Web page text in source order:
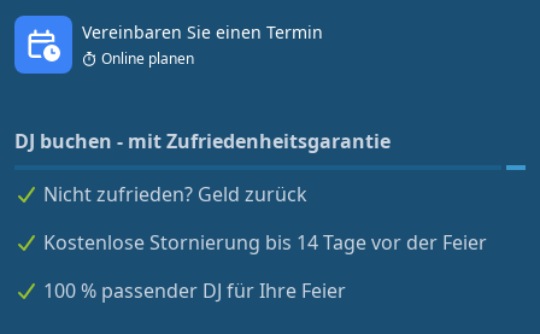
Vereinbaren Sie einen Termin
Online planen
DJ buchen - mit Zufriedenheitsgarantie
Nicht zufrieden? Geld zurück
Kostenlose Stornierung bis 14 Tage vor der Feier
100 % passender DJ für Ihre Feier